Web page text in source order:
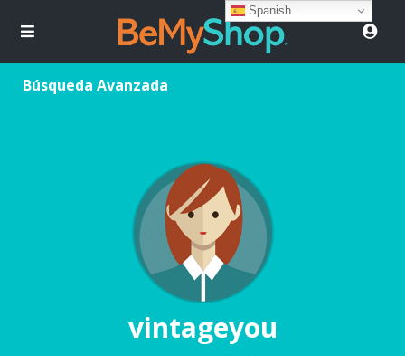
Búsqueda Avanzada
vintageyou
Spanish